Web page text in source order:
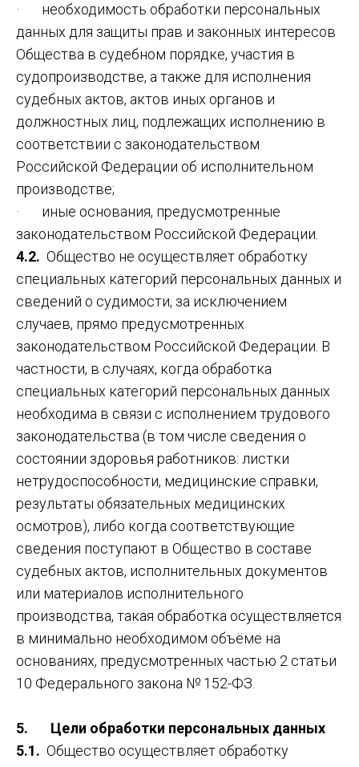
· необходимость обработки персональных
данных для защиты прав и законных интересов
Общества в судебном порядке, участия в
судопроизводстве, а также для исполнения
судебных актов, актов иных органов и
должностных лиц, подлежащих исполнению в
соответствии с законодательством
Российской Федерации об исполнительном
производстве;
· иные основания, предусмотренные
законодательством Российской Федерации.
4.2. Общество не осуществляет обработку
специальных категорий персональных данных и
сведений о судимости, за исключением
случаев, прямо предусмотренных
законодательством Российской Федерации. В
частности, в случаях, когда обработка
специальных категорий персональных данных
необходима в связи с исполнением трудового
законодательства (в том числе сведения о
состоянии здоровья работников: листки
нетрудоспособности, медицинские справки,
результаты обязательных медицинских
осмотров), либо когда соответствующие
сведения поступают в Общество в составе
судебных актов, исполнительных документов
или материалов исполнительного
производства, такая обработка осуществляется
в минимально необходимом объёме на
основаниях, предусмотренных частью 2 статьи
10 Федерального закона № 152-ФЗ.
5. Цели обработки персональных данных
5.1. Общество осуществляет обработку